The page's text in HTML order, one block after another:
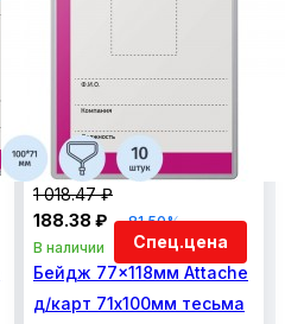
Спец.цена
1 018.47 ₽
188.38 ₽
-81.50%
В наличии
Бейдж 77x118мм Attache
д/карт 71х100мм тесьма